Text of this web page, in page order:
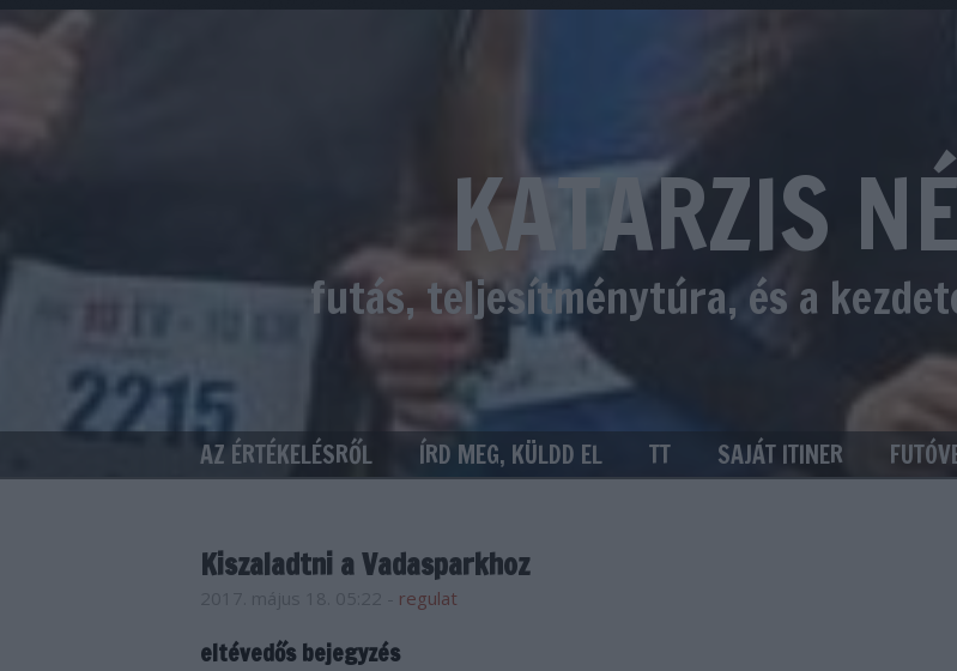
KATARZIS
futás, teljesítménytúra, és a
AZ ÉRTÉKELÉSRŐL ÍRD MEG, KÜLDD EL TT SAJÁT ITINER
Kiszaladtni a Vadasparkhoz
regulat
eltévedős bejegyzés